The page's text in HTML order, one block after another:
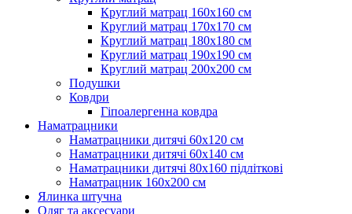
Круглий матрац 160х160 см
Круглий матрац 170х170 см
Круглий матрац 180х180 см
Круглий матрац 190х190 см
Круглий матрац 200х200 см
Подушки
Ковдри
Гіпоалергенна ковдра
Наматрацники
Наматрацники дитячі 60х120 см
Наматрацники дитячі 60х140 см
Наматрацники дитячі 80х160 підліткові
Наматрацник 160х200 см
Ялинка штучна
Одяг та аксесуари